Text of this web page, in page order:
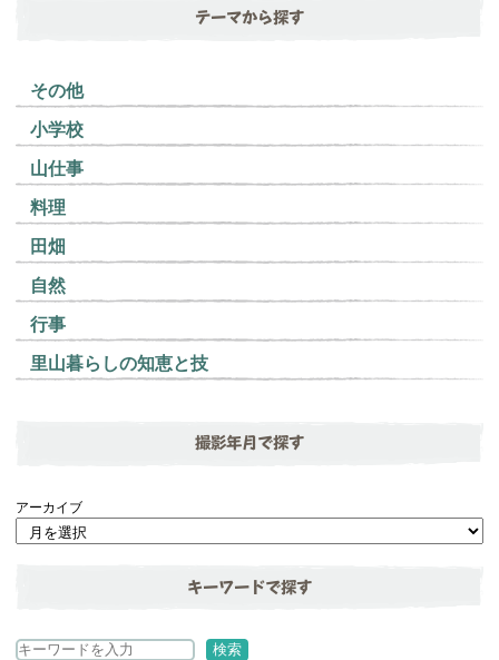
テーマから探す
その他
小学校
山仕事
料理
田畑
自然
行事
里山暮らしの知恵と技
撮影年月で探す
アーカイブ
キーワードで探す
検
検索